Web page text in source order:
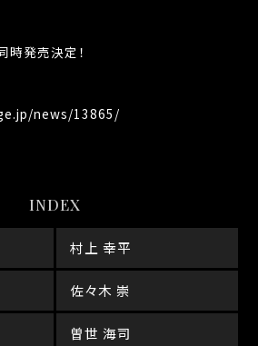
時発売決定！
news/13865/
INDEX
村上 幸平
佐々木 崇
曽世 海司